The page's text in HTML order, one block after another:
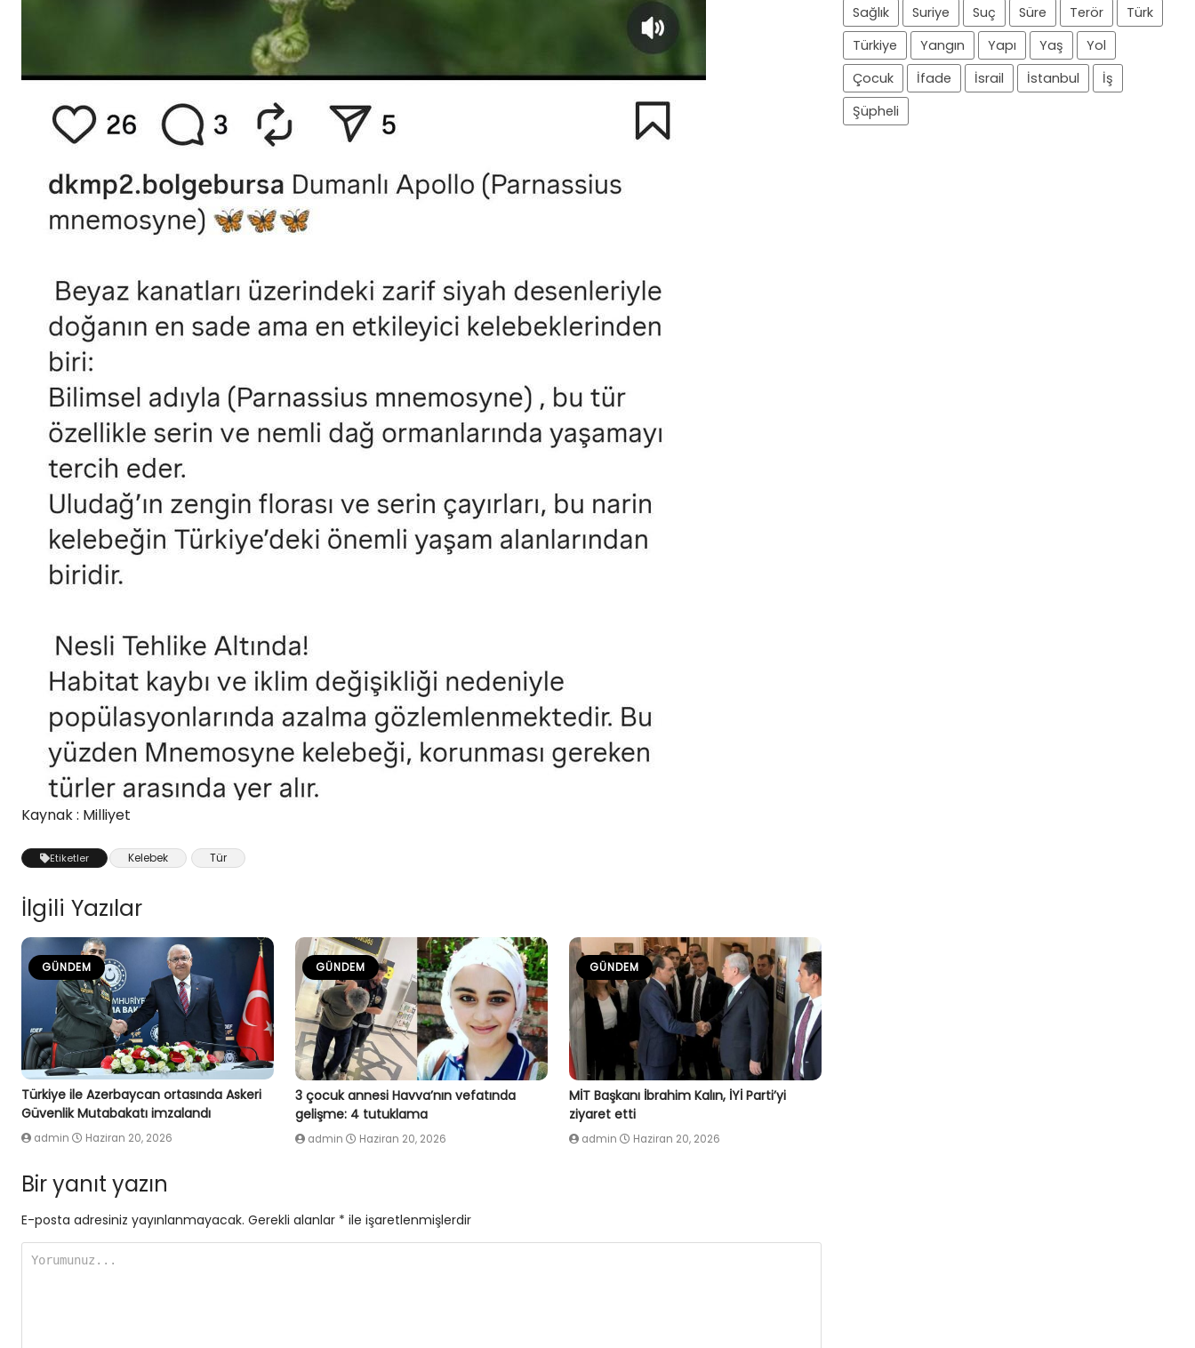
Kaynak : Milliyet
Etiketler Kelebek Tür
İlgili Yazılar
GÜNDEM
Türkiye ile Azerbaycan ortasında Askeri
Güvenlik Mutabakatı imzalandı
admin Haziran 20, 2026
GÜNDEM
3 çocuk annesi Havva’nın vefatında
gelişme: 4 tutuklama
admin Haziran 20, 2026
GÜNDEM
MİT Başkanı İbrahim Kalın, İYİ Parti’yi
ziyaret etti
admin Haziran 20, 2026
Bir yanıt yazın
E-posta adresiniz yayınlanmayacak. Gerekli alanlar * ile işaretlenmişlerdir
Sağlık
Suriye Suç Süre Terör
Türk
Türkiye
Yangın Yapı Yaş
Yol
Çocuk
İfade İsrail İstanbul
İş
Şüpheli